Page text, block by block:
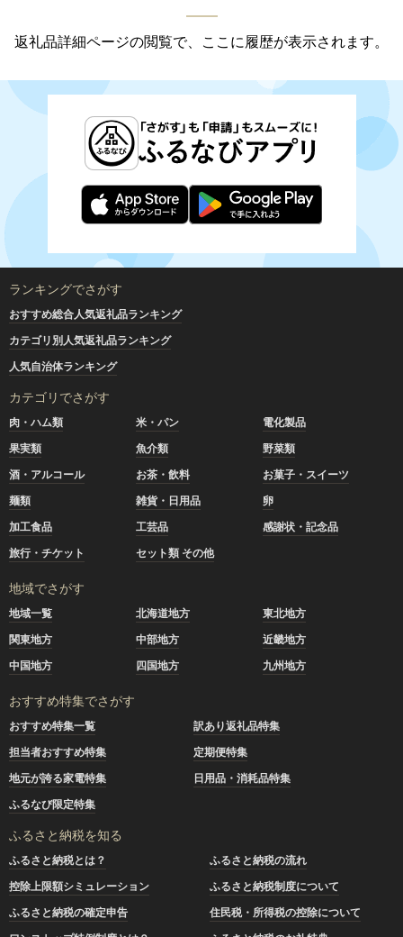
返礼品詳細ページの閲覧で、ここに履歴が表示されます。
ランキングでさがす
おすすめ総合人気返礼品ランキング
カテゴリ別人気返礼品ランキング
人気自治体ランキング
カテゴリでさがす
肉・ハム類 米・パン
電化製品
果実類
魚介類
野菜類
酒・アルコール
お茶・飲料
お菓子・スイーツ
麺類
雑貨・日用品
卵
加工食品
工芸品
感謝状・記念品
旅行・チケット
セット類 その他
地域でさがす
地域一覧 北海道地方
東北地方
関東地方
中部地方
近畿地方
中国地方
四国地方 九州地方
おすすめ特集でさがす
おすすめ特集一覧
訳あり返礼品特集
担当者おすすめ特集
定期便特集
地元が誇る家電特集
日用品・消耗品特集
ふるなび限定特集
ふるさと納税を知る
ふるさと納税とは？
ふるさと納税の流れ
控除上限額シミュレーション
ふるさと納税制度について
ふるさと納税の確定申告
住民税・所得税の控除について